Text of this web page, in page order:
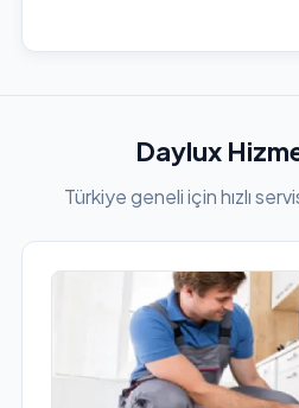
Daylux
Türkiye geneli için hızlı